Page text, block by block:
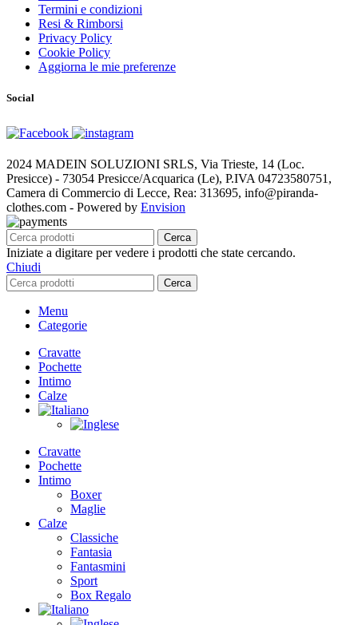
Termini e condizioni
Resi & Rimborsi
Privacy Policy
Cookie Policy
Aggiorna le mie preferenze
Social
2024 MADEIN SOLUZIONI SRLS, Via Trieste, 14 (Loc.
Presicce) - 73054 Presicce/Acquarica (Le), P.IVA 04723580751,
Camera di Commercio di Lecce, Rea: 313695, info@piranda-
clothes.com - Powered by Envision
Cerca
Iniziate a digitare per vedere i prodotti che state cercando.
Chiudi
Cerca
Menu
Categorie
Cravatte
Pochette
Intimo
Calze
Cravatte
Pochette
Intimo
Boxer
Maglie
Calze
Classiche
Fantasia
Fantasmini
Sport
Box Regalo